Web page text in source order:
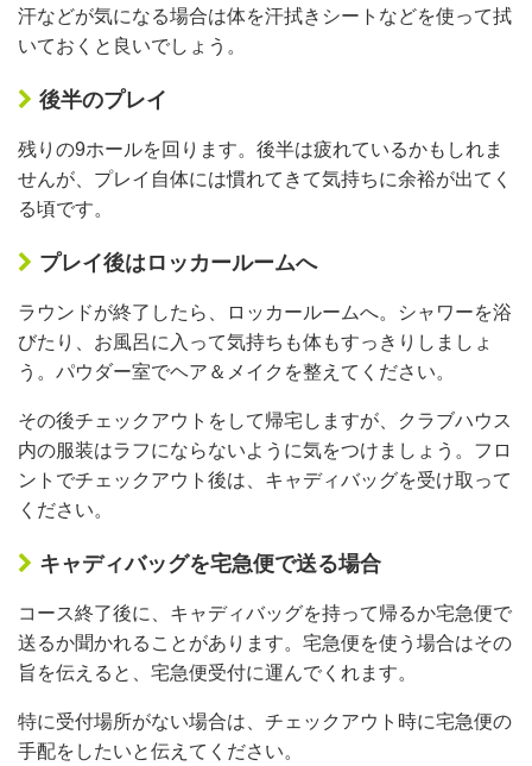
汗などが気になる場合は体を汗拭きシートなどを使って拭
いておくと良いでしょう。
後半のプレイ
残りの9ホールを回ります。後半は疲れているかもしれま
せんが、プレイ自体には慣れてきて気持ちに余裕が出てく
る頃です。
プレイ後はロッカールームへ
ラウンドが終了したら、ロッカールームへ。シャワーを浴
びたり、お風呂に入って気持ちも体もすっきりしましょ
う。パウダー室でヘア＆メイクを整えてください。
その後チェックアウトをして帰宅しますが、クラブハウス
内の服装はラフにならないように気をつけましょう。フロ
ントでチェックアウト後は、キャディバッグを受け取って
ください。
キャディバッグを宅急便で送る場合
コース終了後に、キャディバッグを持って帰るか宅急便で
送るか聞かれることがあります。宅急便を使う場合はその
旨を伝えると、宅急便受付に運んでくれます。
特に受付場所がない場合は、チェックアウト時に宅急便の
手配をしたいと伝えてください。